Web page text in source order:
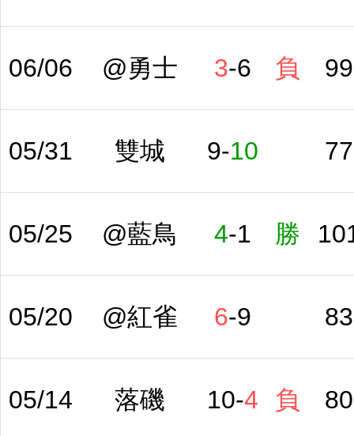
06/06 @勇士 3-6 負
05/31 雙城 9-10
05/25 @藍鳥 4-1 勝
05/20 @紅雀 6-9
05/14 落磯 10-4 負